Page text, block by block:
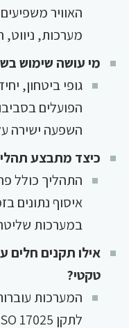
האוויר
מערכות, ניווט,
מי עושה שימוש
גופי ביטחון,
הפועלים
השפעה ישירה
כיצד מתבצע
התהליך כולל
איסוף נתונים
במערכות
אילו תקנים חלים
טקטי?
המערכות
לתקן ISO 17025 ולנהלים מקצועיים רלוונטיים.